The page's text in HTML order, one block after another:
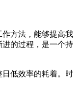
方法，能够提高我
的过程，是一个持
低效率的耗着。时